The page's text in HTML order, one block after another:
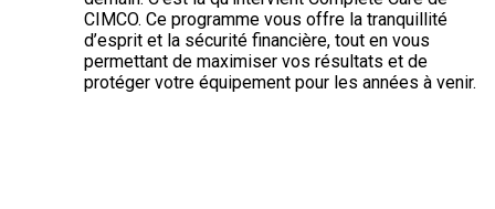
CIMCO. Ce programme vous offre la tranquillité
d’esprit et la sécurité financière, tout en vous
permettant de maximiser vos résultats et de
protéger votre équipement pour les années à venir.